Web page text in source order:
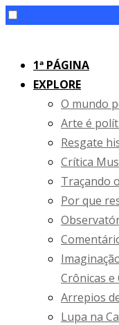
content1ª PÁGINA
EXPLORE
O mundo
Arte é
Resgate
Crítica
Traçando
Por que
Crônicas e
Arrepios
Lupa na